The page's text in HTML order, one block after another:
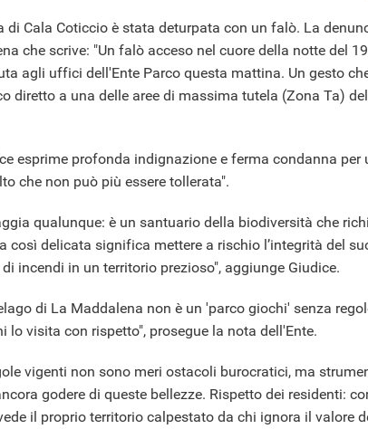
di Cala Coticcio è stata deturpata con un falò. La
che scrive: "Un falò acceso nel cuore della notte del
agli uffici dell'Ente Parco questa mattina. Un gesto
diretto a una delle aree di massima tutela (Zona Ta)
esprime profonda indignazione e ferma condanna
che non può più essere tollerata".
qualunque: è un santuario della biodiversità che
così delicata significa mettere a rischio l’integrità del
incendi in un territorio prezioso", aggiunge Giudice.
di La Maddalena non è un 'parco giochi' senza
lo visita con rispetto", prosegue la nota dell'Ente.
vigenti non sono meri ostacoli burocratici, ma
godere di queste bellezze. Rispetto dei residenti:
il proprio territorio calpestato da chi ignora il valore